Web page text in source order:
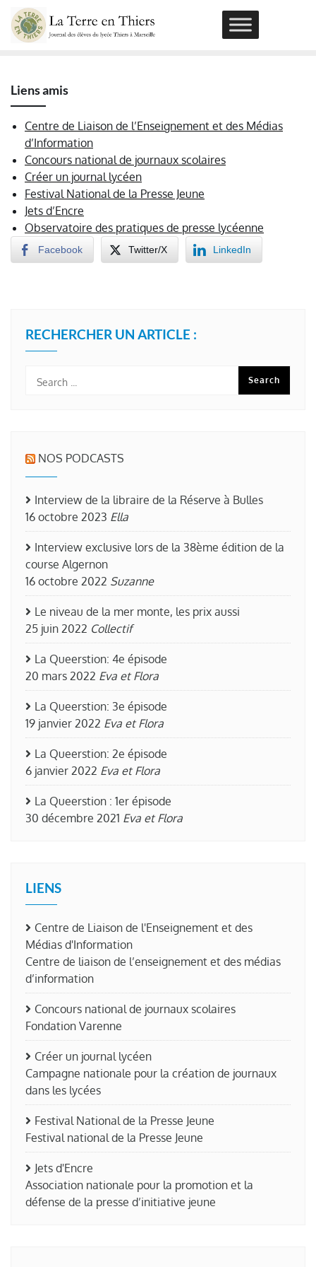
Skip
content
Liens amis
Centre de Liaison de l’Enseignement et des Médias
d’Information
Concours national de journaux scolaires
Créer un journal lycéen
Festival National de la Presse Jeune
Jets d’Encre
Observatoire des pratiques de presse lycéenne
Facebook Twitter/X LinkedIn
RECHERCHER UN ARTICLE :
NOS PODCASTS
Interview de la libraire de la Réserve à Bulles
16 octobre 2023 Ella
Interview exclusive lors de la 38ème édition de la
course Algernon
16 octobre 2022 Suzanne
Le niveau de la mer monte, les prix aussi
25 juin 2022 Collectif
La Queerstion: 4e épisode
20 mars 2022 Eva et Flora
La Queerstion: 3e épisode
19 janvier 2022 Eva et Flora
La Queerstion: 2e épisode
6 janvier 2022 Eva et Flora
La Queerstion : 1er épisode
30 décembre 2021 Eva et Flora
LIENS
Centre de Liaison de l'Enseignement et des
Médias d'Information
Centre de liaison de l’enseignement et des médias
d’information
Concours national de journaux scolaires
Fondation Varenne
Créer un journal lycéen
Campagne nationale pour la création de journaux
dans les lycées
Festival National de la Presse Jeune
Festival national de la Presse Jeune
Jets d'Encre
Association nationale pour la promotion et la
défense de la presse d’initiative jeune